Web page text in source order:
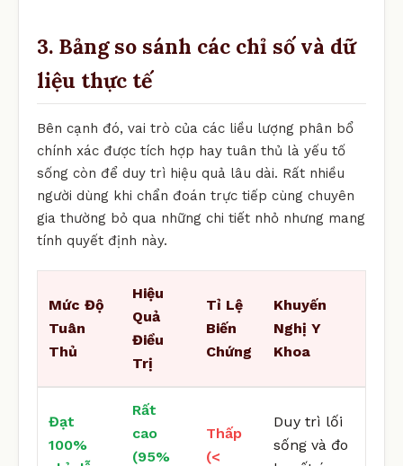
3. Bảng so sánh các chỉ số và dữ
liệu thực tế
Bên cạnh đó, vai trò của các liều lượng phân bổ
chính xác được tích hợp hay tuân thủ là yếu tố
sống còn để duy trì hiệu quả lâu dài. Rất nhiều
người dùng khi chẩn đoán trực tiếp cùng chuyên
gia thường bỏ qua những chi tiết nhỏ nhưng mang
tính quyết định này.
Mức Độ
Tuân
Thủ
Hiệu
Quả
Điều
Trị
Tỉ Lệ
Biến
Chứng
Khuyến
Nghị Y
Khoa
Đạt
100%
Rất
cao
(95%
Thấp
(<
Duy trì lối
sống và đo